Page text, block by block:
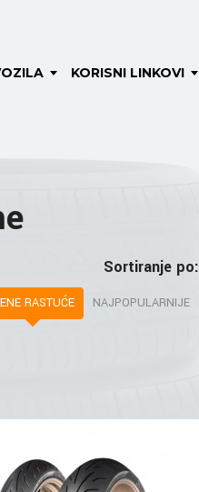
KORISNI LINKOVI
Sortiranje po:
RASTUĆE NAJPOPULARNIJE